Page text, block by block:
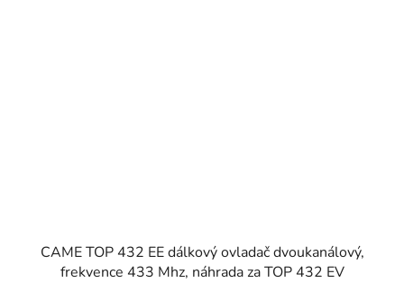
CAME TOP 432 EE dálkový ovladač dvoukanálový,
frekvence 433 Mhz, náhrada za TOP 432 EV